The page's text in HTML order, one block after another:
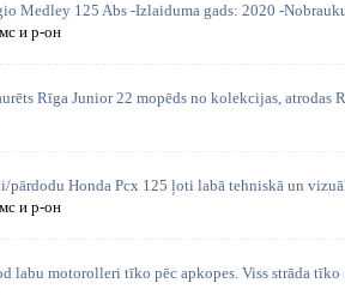
Medley 125 Abs -Izlaiduma gads: 2020 -
и р-он
Rīga Junior 22 mopēds no kolekcijas, atrodas
pārdodu Honda Pcx 125 ļoti labā tehniskā un
и р-он
labu motorolleri tīko pēc apkopes. Viss strāda tīko